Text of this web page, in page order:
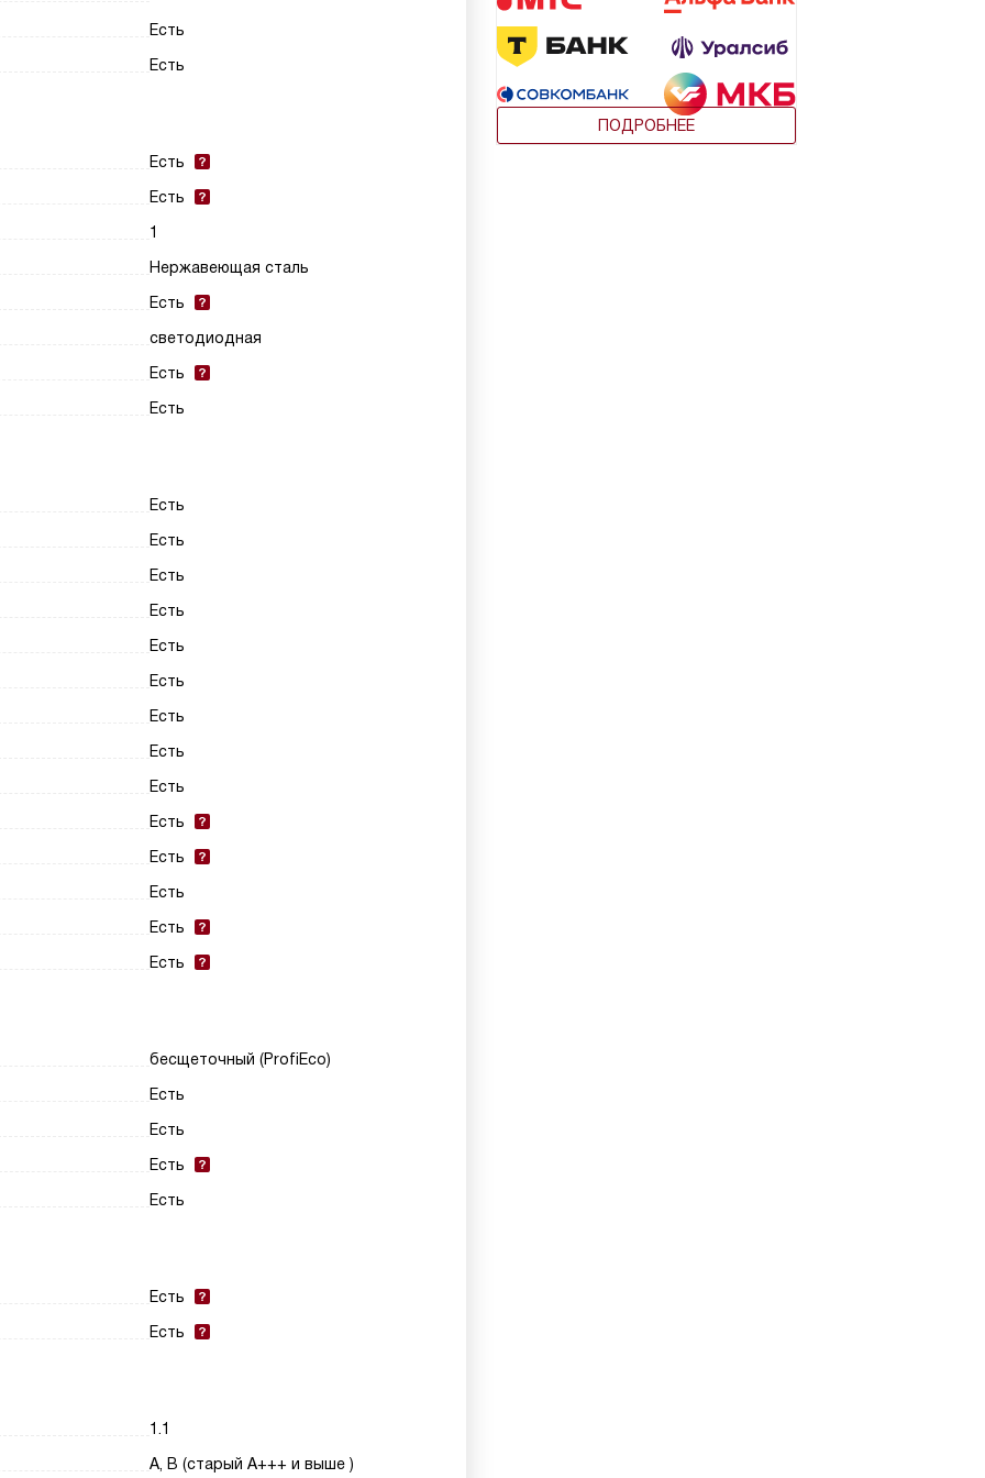
ПОДРОБНЕЕ
Есть
Есть
Есть
Есть
1
Нержавеющая сталь
Есть
светодиодная
Есть
Есть
Есть
Есть
Есть
Есть
Есть
Есть
Есть
Есть
Есть
Есть
Есть
Есть
Есть
Есть
бесщеточный (ProfiEco)
Есть
Есть
Есть
Есть
Есть
Есть
1.1
A, B (старый A+++ и выше )